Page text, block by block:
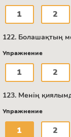
1 2
122. Болашақтың
Упражнение
1 2
123. Менің
Упражнение
1 2